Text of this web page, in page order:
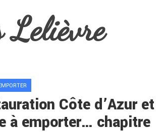
Lelièvre
Côte d’Azur et
à emporter… chapitre